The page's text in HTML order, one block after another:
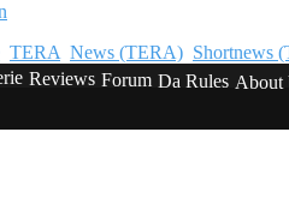
TERA News (TERA) Shortnews
Reviews Forum Da Rules About